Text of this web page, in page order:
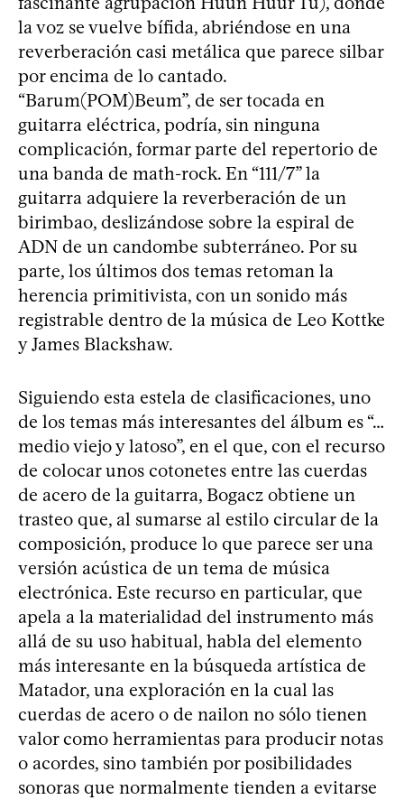
la voz se vuelve bífida, abriéndose en una
reverberación casi metálica que parece silbar
por encima de lo cantado.
“Barum(POM)Beum”, de ser tocada en
guitarra eléctrica, podría, sin ninguna
complicación, formar parte del repertorio de
una banda de math-rock. En “111/7” la
guitarra adquiere la reverberación de un
birimbao, deslizándose sobre la espiral de
ADN de un candombe subterráneo. Por su
parte, los últimos dos temas retoman la
herencia primitivista, con un sonido más
registrable dentro de la música de Leo Kottke
y James Blackshaw.
Siguiendo esta estela de clasificaciones, uno
de los temas más interesantes del álbum es “…
medio viejo y latoso”, en el que, con el recurso
de colocar unos cotonetes entre las cuerdas
de acero de la guitarra, Bogacz obtiene un
trasteo que, al sumarse al estilo circular de la
composición, produce lo que parece ser una
versión acústica de un tema de música
electrónica. Este recurso en particular, que
apela a la materialidad del instrumento más
allá de su uso habitual, habla del elemento
más interesante en la búsqueda artística de
Matador, una exploración en la cual las
cuerdas de acero o de nailon no sólo tienen
valor como herramientas para producir notas
o acordes, sino también por posibilidades
sonoras que normalmente tienden a evitarse